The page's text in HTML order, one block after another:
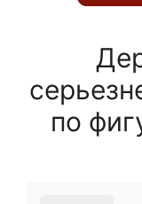
по